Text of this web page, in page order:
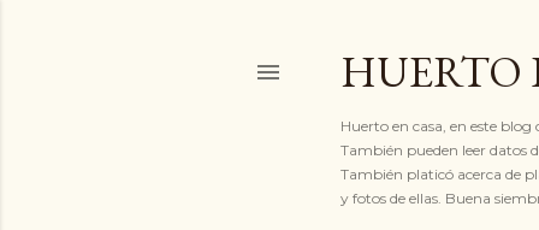
HUERTO
Huerto en casa, en este
También pueden leer datos
También platicó acerca de
y fotos de ellas. Buena